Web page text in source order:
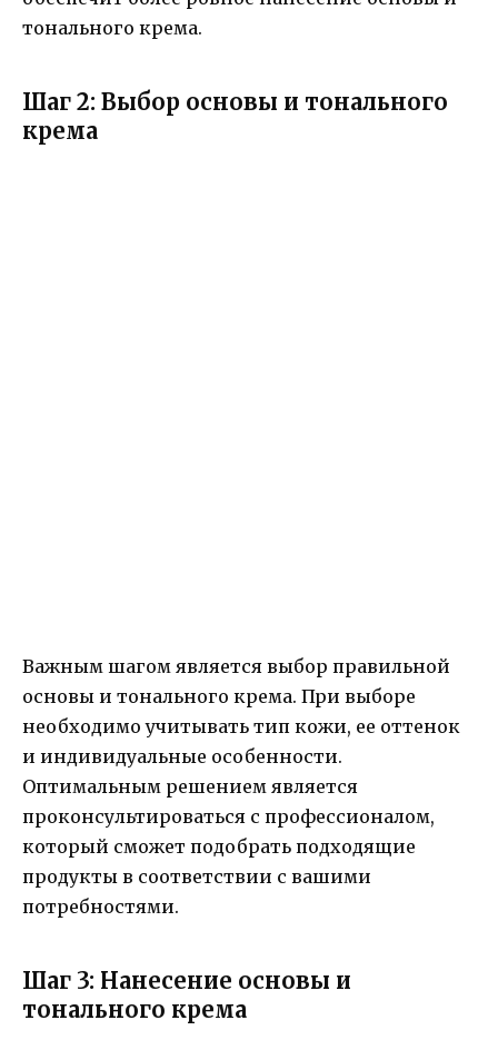
тонального крема.
Шаг 2: Выбор основы и тонального
крема
Важным шагом является выбор правильной
основы и тонального крема. При выборе
необходимо учитывать тип кожи, ее оттенок
и индивидуальные особенности.
Оптимальным решением является
проконсультироваться с профессионалом,
который сможет подобрать подходящие
продукты в соответствии с вашими
потребностями.
Шаг 3: Нанесение основы и
тонального крема